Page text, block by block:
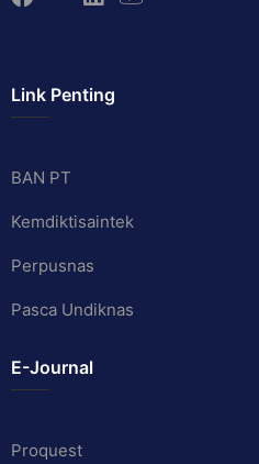
Link Penting
BAN PT
Kemdiktisaintek
Perpusnas
Pasca Undiknas
E-Journal
Proquest